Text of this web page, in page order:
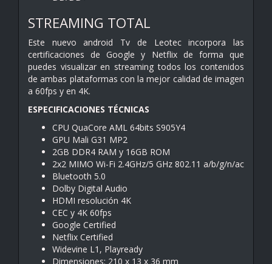
STREAMING TOTAL
Este nuevo android Tv de Leotec incorpora las
certificaciones de Google y Netflix de forma que
puedes visualizar en streaming todos los contenidos
de ambas plataformas con la mejor calidad de imagen
a 60fps y en 4K.
ESPECIFICACIONES TÉCNICAS
CPU QuaCore AML 64bits S905Y4
GPU Mali G31 MP2
2GB DDR4 RAM y 16GB ROM
2x2 MIMO Wi-Fi 2.4GHz/5 GHz 802.11 a/b/g/n/ac
Bluetooth 5.0
Dolby Digital Audio
HDMI resolución 4K
CEC y 4K 60fps
Google Certified
Netflix Certified
Widevine L1, Playready
Dimensiones: 210 x 13 x 36 mm